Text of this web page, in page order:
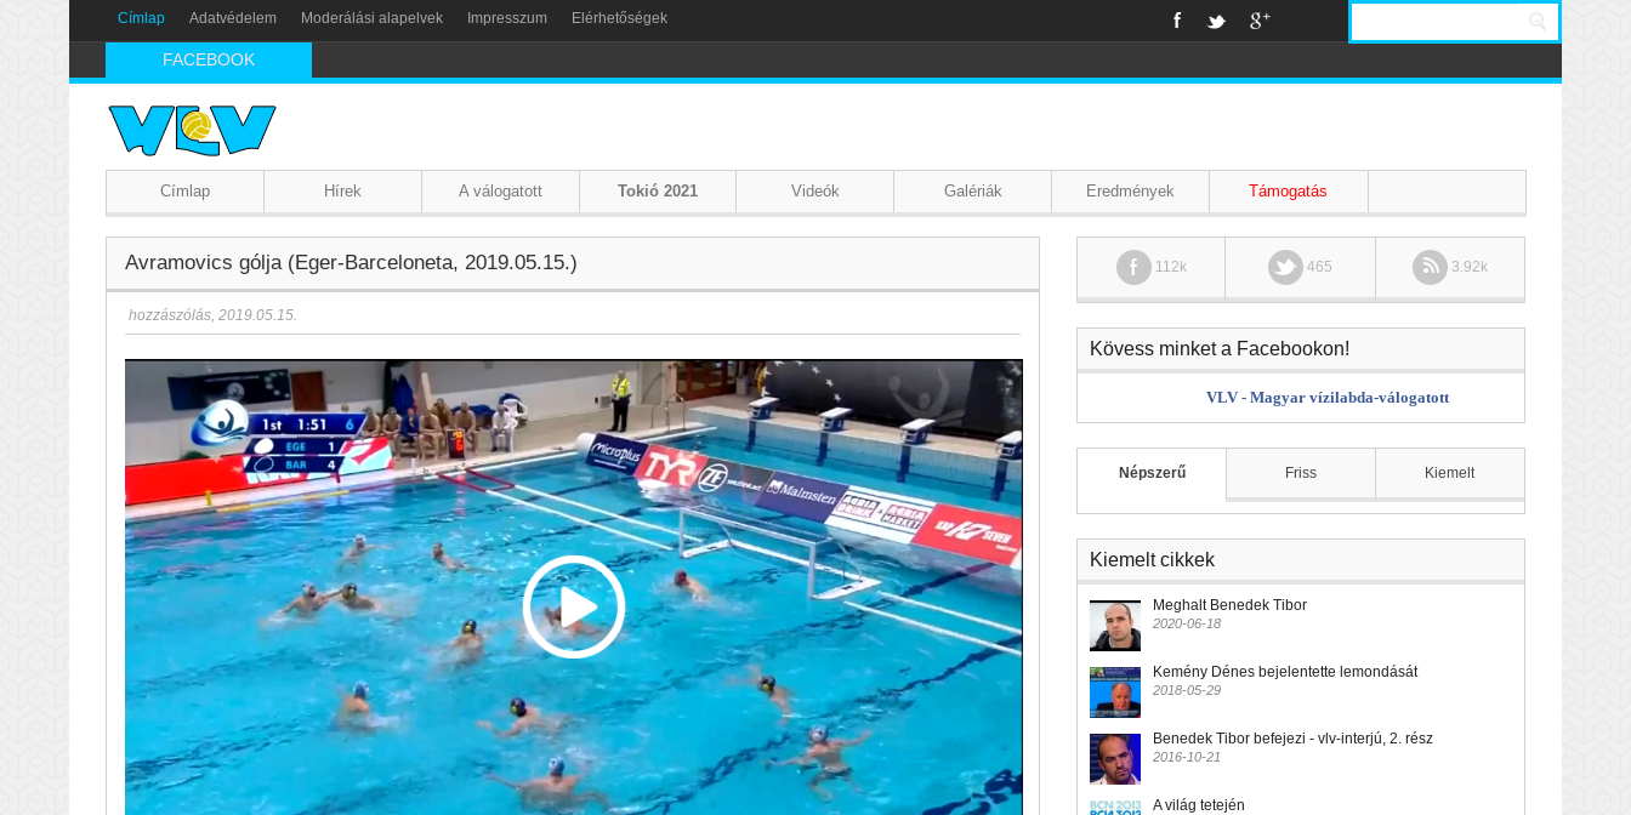
Címlap Adatvédelem Moderálási alapelvek Impresszum Elérhetőségek
FACEBOOK
Címlap Hírek A válogatott Tokió 2021 Videók Galériák Eredmények Támogatás
Avramovics gólja (Eger-Barceloneta, 2019.05.15.)
hozzászólás, 2019.05.15.
112k 465 3.92k
Kövess minket a Facebookon!
VLV - Magyar vízilabda-válogatott
Népszerű Friss Kiemelt
Kiemelt cikkek
Meghalt Benedek Tibor
2020-06-18
Kemény Dénes bejelentette lemondását
2018-05-29
Benedek Tibor befejezi - vlv-interjú, 2. rész
2016-10-21
A világ tetején